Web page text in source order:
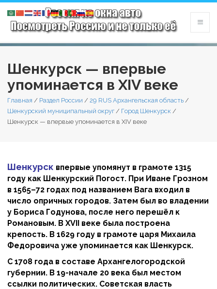
Шенкурск — впервые
упоминается в XIV веке
Главная / Раздел России / 29 RUS Архангельская область /
Шенкурский муниципальный округ / Город Шенкурск /
Шенкурск — впервые упоминается в XIV веке
Шенкурск впервые упомянут в грамоте 1315
году как Шенкурский Погост. При Иване Грозном
в 1565–72 годах под названием Вага входил в
число опричных городов. Затем был во владении
у Бориса Годунова, после него перешёл к
Романовым. В XVII веке была построена
крепость. В 1629 году в грамоте царя Михаила
Федоровича уже упоминается как Шенкурск.
С 1708 года в составе Архангелогородской
губернии. В 19-начале 20 века был местом
ссылки политических. Советская власть